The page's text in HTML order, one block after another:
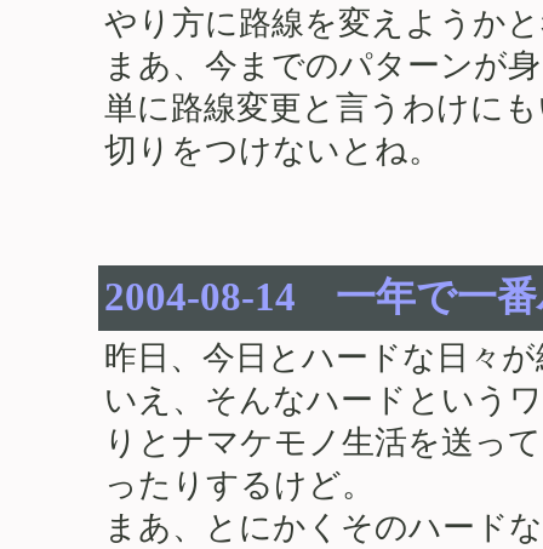
やり方に路線を変えようか
まあ、今までのパターンが
単に路線変更と言うわけに
切りをつけないとね。
2004-08-14 一年で一
昨日、今日とハードな日々
いえ、そんなハードという
りとナマケモノ生活を送っ
ったりするけど。
まあ、とにかくそのハード